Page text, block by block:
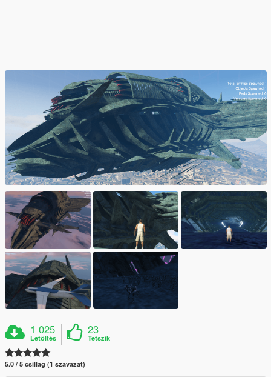
1 025
Letöltés
23
Tetszik
5.0 / 5 csillag (1 szavazat)